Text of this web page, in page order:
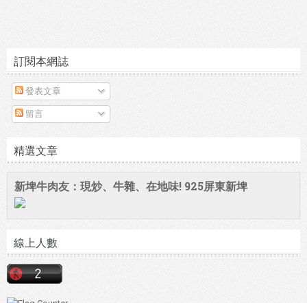
訂閱本網誌
發表文章
留言
精選文章
新埤牛肉友：現炒、牛雜、在地味! 925屏東新埤
線上人數